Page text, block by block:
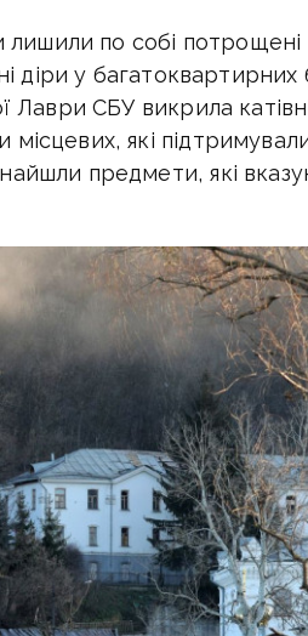
лишили по собі потрощені
діри у багатоквартирних
Лаври СБУ викрила
які
предмети, які